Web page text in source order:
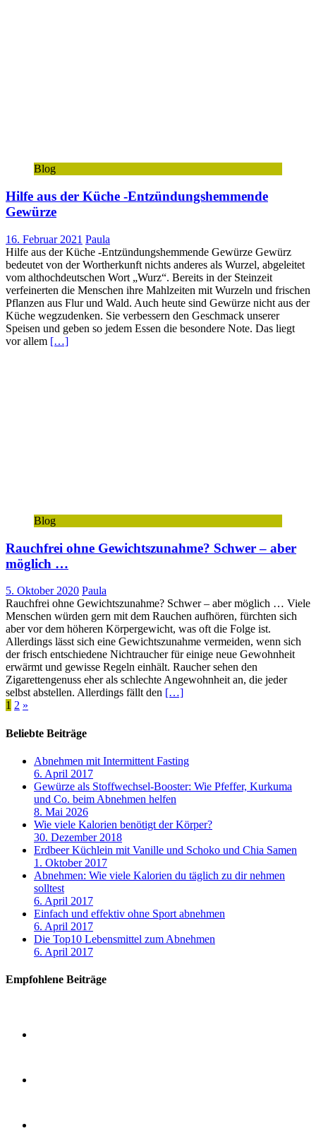
Blog
Hilfe aus der Küche -Entzündungshemmende
Gewürze
16. Februar 2021 Paula
Hilfe aus der Küche -Entzündungshemmende Gewürze Gewürz
bedeutet von der Wortherkunft nichts anderes als Wurzel, abgeleitet
vom althochdeutschen Wort „Wurz“. Bereits in der Steinzeit
verfeinerten die Menschen ihre Mahlzeiten mit Wurzeln und frischen
Pflanzen aus Flur und Wald. Auch heute sind Gewürze nicht aus der
Küche wegzudenken. Sie verbessern den Geschmack unserer
Speisen und geben so jedem Essen die besondere Note. Das liegt
vor allem […]
Blog
Rauchfrei ohne Gewichtszunahme? Schwer – aber
möglich …
5. Oktober 2020 Paula
Rauchfrei ohne Gewichtszunahme? Schwer – aber möglich … Viele
Menschen würden gern mit dem Rauchen aufhören, fürchten sich
aber vor dem höheren Körpergewicht, was oft die Folge ist.
Allerdings lässt sich eine Gewichtszunahme vermeiden, wenn sich
der frisch entschiedene Nichtraucher für einige neue Gewohnheit
erwärmt und gewisse Regeln einhält. Raucher sehen den
Zigarettengenuss eher als schlechte Angewohnheit an, die jeder
selbst abstellen. Allerdings fällt den […]
Seitennummerierung
der
1 2 »
Beliebte Beiträge
Abnehmen mit Intermittent Fasting
6. April 2017
Gewürze als Stoffwechsel-Booster: Wie Pfeffer, Kurkuma
und Co. beim Abnehmen helfen
8. Mai 2026
Wie viele Kalorien benötigt der Körper?
30. Dezember 2018
Erdbeer Küchlein mit Vanille und Schoko und Chia Samen
1. Oktober 2017
Abnehmen: Wie viele Kalorien du täglich zu dir nehmen
solltest
6. April 2017
Einfach und effektiv ohne Sport abnehmen
6. April 2017
Die Top10 Lebensmittel zum Abnehmen
6. April 2017
Empfohlene Beiträge